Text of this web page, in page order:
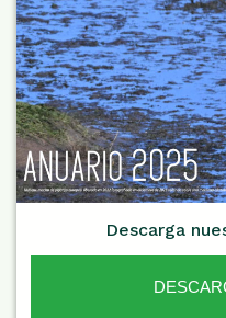
Descarga